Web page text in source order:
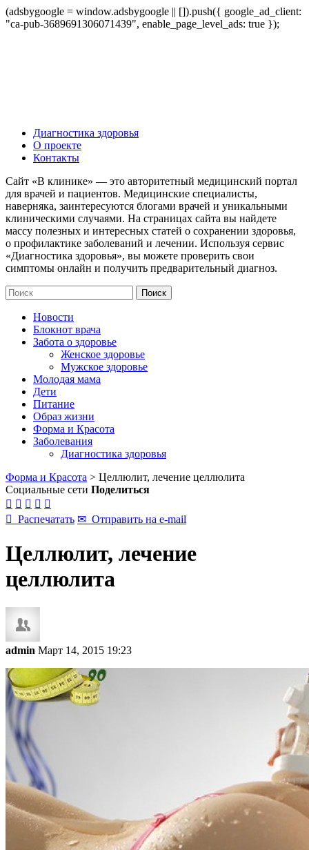
(adsbygoogle = window.adsbygoogle || []).push({ google_ad_client:
"ca-pub-3689691306071439", enable_page_level_ads: true });
Диагностика здоровья
О проекте
Контакты
Сайт «В клинике» — это авторитетный медицинский портал
для врачей и пациентов. Медицинские специалисты,
наверняка, заинтересуются блогами врачей и уникальными
клиническими случаями. На страницах сайта вы найдете
массу полезных и интересных статей о сохранении здоровья,
о профилактике заболеваний и лечении. Используя сервис
«Диагностика здоровья», вы можете проверить свои
симптомы онлайн и получить предварительный диагноз.
Новости
Блокнот врача
Забота о здоровье
Женское здоровье
Мужское здоровье
Молодая мама
Дети
Питание
Образ жизни
Форма и Красота
Заболевания
Диагностика здоровья
Форма и Красота > Целлюлит, лечение целлюлита
Социальные сети Поделиться
    
 Распечатать ✉ Отправить на e-mail
Целлюлит, лечение
целлюлита
admin Март 14, 2015 19:23